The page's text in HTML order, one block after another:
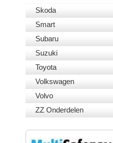
Skoda
Smart
Subaru
Suzuki
Toyota
Volkswagen
Volvo
ZZ Onderdelen